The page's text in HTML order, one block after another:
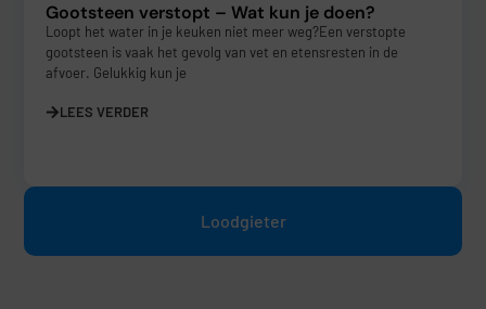
Gootsteen verstopt – Wat kun je doen?
Loopt het water in je keuken niet meer weg?Een verstopte
gootsteen is vaak het gevolg van vet en etensresten in de
afvoer. Gelukkig kun je
LEES VERDER
Loodgieter